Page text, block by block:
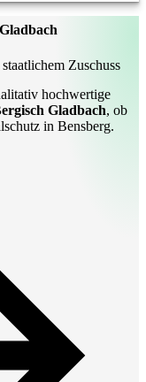
staatlichem Zuschuss
hochwertige
Gladbach, ob
in Bensberg.